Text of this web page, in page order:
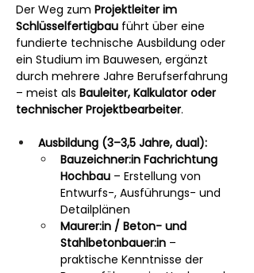
Der Weg zum Projektleiter im
Schlüsselfertigbau führt über eine
fundierte technische Ausbildung oder
ein Studium im Bauwesen, ergänzt
durch mehrere Jahre Berufserfahrung
– meist als Bauleiter, Kalkulator oder
technischer Projektbearbeiter.
Ausbildung (3–3,5 Jahre, dual):
Bauzeichner:in Fachrichtung
Hochbau – Erstellung von
Entwurfs-, Ausführungs- und
Detailplänen
Maurer:in / Beton- und
Stahlbetonbauer:in –
praktische Kenntnisse der